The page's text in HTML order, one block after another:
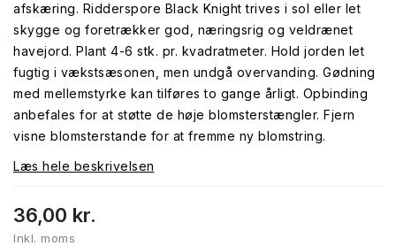
afskæring. Ridderspore Black Knight trives i sol eller let
skygge og foretrækker god, næringsrig og veldrænet
havejord. Plant 4-6 stk. pr. kvadratmeter. Hold jorden let
fugtig i vækstsæsonen, men undgå overvanding. Gødning
med mellemstyrke kan tilføres to gange årligt. Opbinding
anbefales for at støtte de høje blomsterstængler. Fjern
visne blomsterstande for at fremme ny blomstring.
Læs hele beskrivelsen
36,00 kr.
Inkl. moms